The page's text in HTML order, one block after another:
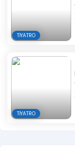
TIYATRO
TIYATRO